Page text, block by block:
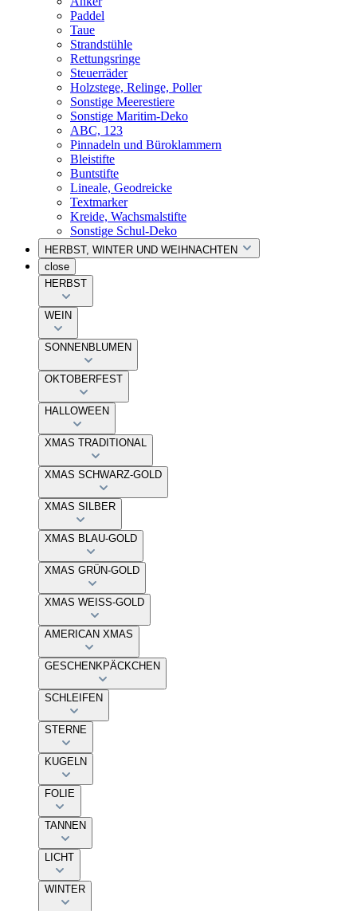
Paddel
Taue
Strandstühle
Rettungsringe
Steuerräder
Holzstege, Relinge, Poller
Sonstige Meerestiere
Sonstige Maritim-Deko
ABC, 123
Pinnadeln und Büroklammern
Bleistifte
Buntstifte
Lineale, Geodreicke
Textmarker
Kreide, Wachsmalstifte
Sonstige Schul-Deko
HERBST, WINTER UND WEIHNACHTEN
close
HERBST
WEIN
SONNENBLUMEN
OKTOBERFEST
HALLOWEEN
XMAS TRADITIONAL
XMAS SCHWARZ-GOLD
XMAS SILBER
XMAS BLAU-GOLD
XMAS GRÜN-GOLD
XMAS WEISS-GOLD
AMERICAN XMAS
GESCHENKPÄCKCHEN
SCHLEIFEN
STERNE
KUGELN
FOLIE
TANNEN
LICHT
WINTER